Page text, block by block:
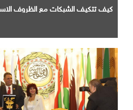
كيف تتكيف الشبكات مع الظروف